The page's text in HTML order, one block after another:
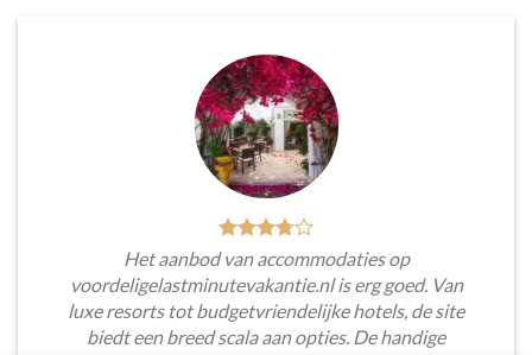
Het aanbod van accommodaties op
voordeligelastminutevakantie.nl is erg goed. Van
luxe resorts tot budgetvriendelijke hotels, de site
biedt een breed scala aan opties. De handige